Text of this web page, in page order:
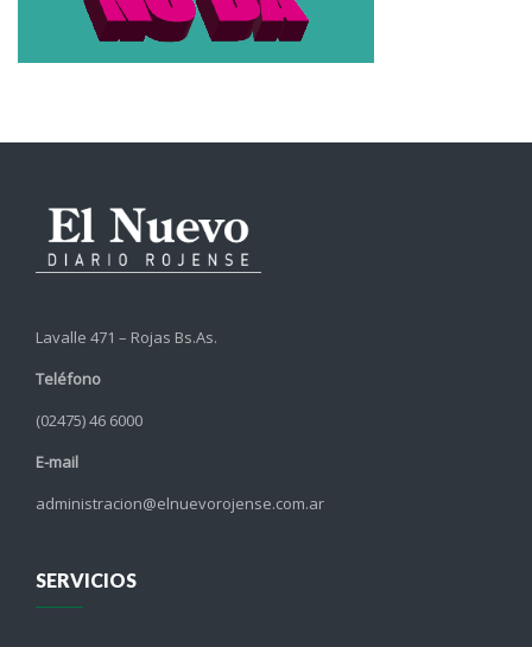
Lavalle 471 – Rojas Bs.As.
Teléfono
(02475) 46 6000
E-mail
administracion@elnuevorojense.com.ar
SERVICIOS